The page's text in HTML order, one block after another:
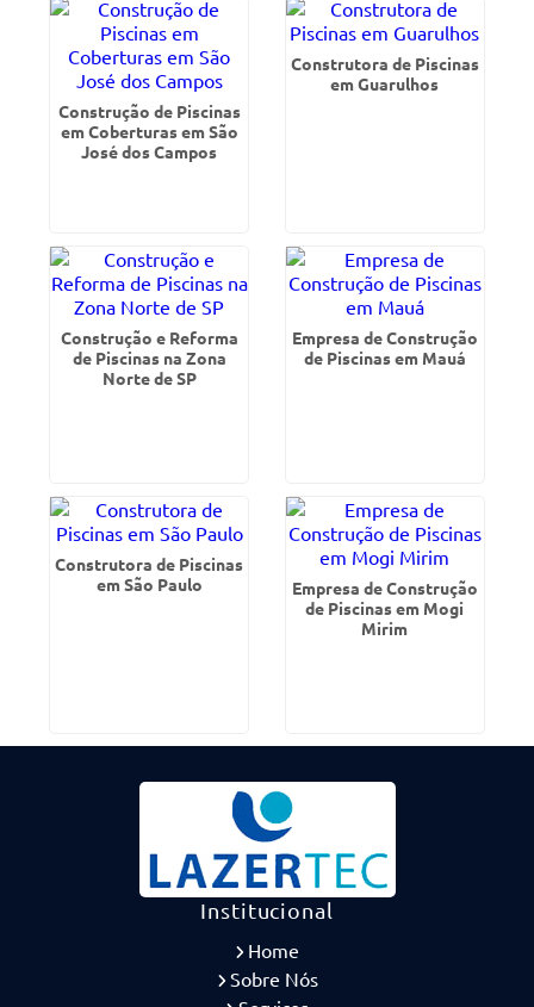
Construção de Piscinas
em Coberturas em São
José dos Campos
Construtora de Piscinas
em Guarulhos
Construção e Reforma
de Piscinas na Zona
Norte de SP
Empresa de Construção
de Piscinas em Mauá
Construtora de Piscinas
em São Paulo
Empresa de Construção
de Piscinas em Mogi
Mirim
Institucional
Home
Sobre Nós